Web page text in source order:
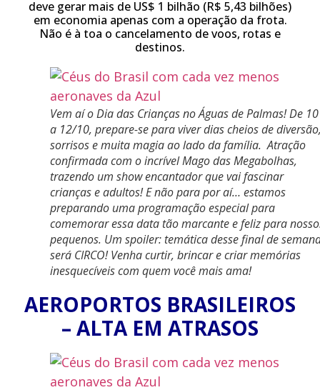
deve gerar mais de US$ 1 bilhão (R$ 5,43 bilhões)
em economia apenas com a operação da frota.
Não é à toa o cancelamento de voos, rotas e
destinos.
Vem aí o Dia das Crianças no Águas de Palmas! De 10
a 12/10, prepare-se para viver dias cheios de
sorrisos e muita magia ao lado da família. Atração
confirmada com o incrível Mago das Megabolhas,
trazendo um show encantador que vai fascinar
crianças e adultos! E não para por aí… estamos
preparando uma programação especial para
comemorar essa data tão marcante e feliz para
pequenos. Um spoiler: temática desse final de
será CIRCO! Venha curtir, brincar e criar memórias
inesquecíveis com quem você mais ama!
AEROPORTOS BRASILEIROS
– ALTA EM ATRASOS